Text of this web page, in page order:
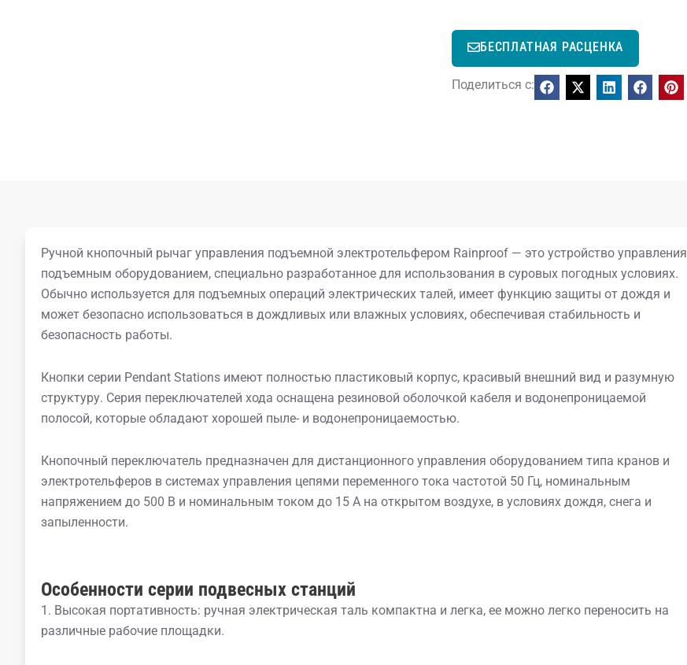
БЕСПЛАТНАЯ РАСЦЕНКА
Поделиться с:
Ручной кнопочный рычаг управления подъемной электротельфером Rainproof — это устройство управления
подъемным оборудованием, специально разработанное для использования в суровых погодных условиях.
Обычно используется для подъемных операций электрических талей, имеет функцию защиты от дождя и
может безопасно использоваться в дождливых или влажных условиях, обеспечивая стабильность и
безопасность работы.
Кнопки серии Pendant Stations имеют полностью пластиковый корпус, красивый внешний вид и разумную
структуру. Серия переключателей хода оснащена резиновой оболочкой кабеля и водонепроницаемой
полосой, которые обладают хорошей пыле- и водонепроницаемостью.
Кнопочный переключатель предназначен для дистанционного управления оборудованием типа кранов и
электротельферов в системах управления цепями переменного тока частотой 50 Гц, номинальным
напряжением до 500 В и номинальным током до 15 А на открытом воздухе, в условиях дождя, снега и
запыленности.
Особенности серии подвесных станций
1. Высокая портативность: ручная электрическая таль компактна и легка, ее можно легко переносить на
различные рабочие площадки.